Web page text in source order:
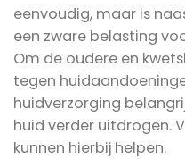
eenvoudig, maar is
een zware belasting
Om de oudere en
tegen
huidverzorging
huid verder uitdrogen.
kunnen hierbij helpen.